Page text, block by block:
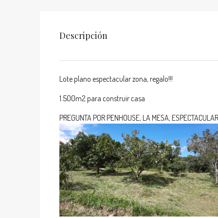
Descripción
Lote plano espectacular zona, regalo!!!
1.500m2 para construir casa
PREGUNTA POR PENHOUSE, LA MESA,